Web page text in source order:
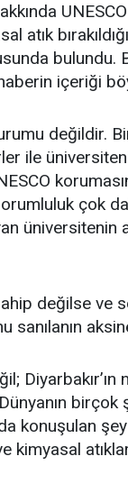
içeriği
değildir.
ile
çok
üniversitenin
değilse ve
Diyarbakır’ın
birçok
konuşulan
kimyasal